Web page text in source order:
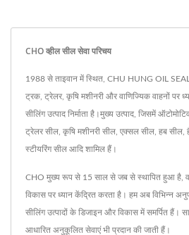
CHO व्हील सील सेवा परिचय
1988 से ताइवान में स्थित, CHU HUNG OIL
ट्रक, ट्रेलर, कृषि मशीनरी और वाणिज्यिक वाहनों पर
सीलिंग उत्पाद निर्माता है।मुख्य उत्पाद, जिसमें
ट्रेलर सील, कृषि मशीनरी सील, एक्सल सील, हब सील,
स्टीयरिंग सील आदि शामिल हैं।
CHO मुख्य रूप से 15 साल से जब से स्थापित हुआ है, वह
विकास पर ध्यान केंद्रित करता है। हम अब विभिन्न
सीलिंग उत्पादों के डिजाइन और विकास में समर्पित हैं।
आधारित अनुकूलित सेवाएं भी प्रदान की जाती हैं।